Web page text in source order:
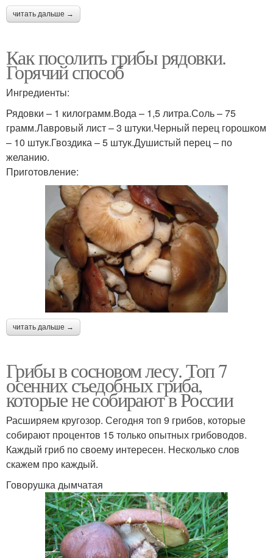
читать дальше →
Как посолить грибы рядовки.
Горячий способ
Ингредиенты:
Рядовки – 1 килограмм.Вода – 1,5 литра.Соль – 75
грамм.Лавровый лист – 3 штуки.Черный перец горошком
– 10 штук.Гвоздика – 5 штук.Душистый перец – по
желанию.
Приготовление:
читать дальше →
Грибы в сосновом лесу. Топ 7
осенних съедобных гриба,
которые не собирают в России
Расширяем кругозор. Сегодня топ 9 грибов, которые
собирают процентов 15 только опытных грибоводов.
Каждый гриб по своему интересен. Несколько слов
скажем про каждый.
Говорушка дымчатая